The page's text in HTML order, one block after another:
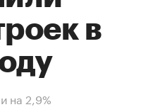
в
на 2,9%